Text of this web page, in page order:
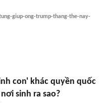
giup-ong-trump-thang-the-nay-
con' khác quyền quốc
sinh ra sao?